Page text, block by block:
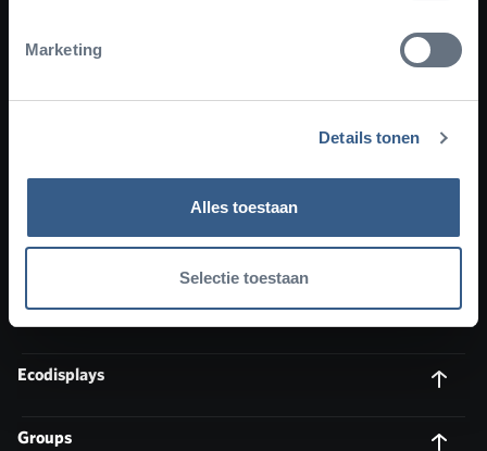
Marketing
Details tonen
Alles toestaan
Selectie toestaan
Plan your visit
About Burgers' Zoo
Ecodisplays
Groups